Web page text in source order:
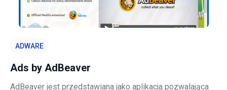
ADWARE
Ads by AdBeaver
AdBeaver jest przedstawiana jako aplikacja pozwalająca